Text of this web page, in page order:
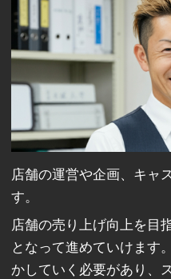
店舗の運営や企画、キャ
す。
店舗の売り上げ向上を目
となって進めていけます
かしていく必要があり、